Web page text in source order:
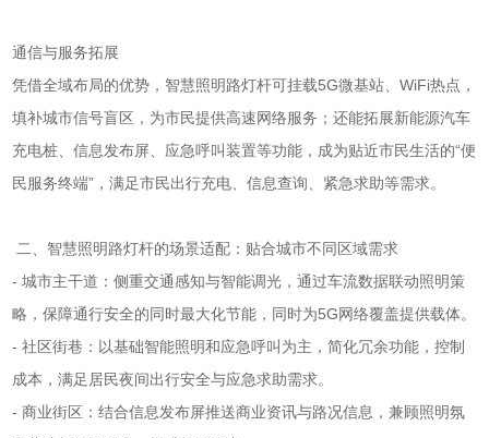
通信与服务拓展
凭借全域布局的优势，智慧照明路灯杆可挂载5G微基站、WiFi热点，
填补城市信号盲区，为市民提供高速网络服务；还能拓展新能源汽车
充电桩、信息发布屏、应急呼叫装置等功能，成为贴近市民生活的“便
民服务终端”，满足市民出行充电、信息查询、紧急求助等需求。
二、智慧照明路灯杆的场景适配：贴合城市不同区域需求
- 城市主干道：侧重交通感知与智能调光，通过车流数据联动照明策
略，保障通行安全的同时最大化节能，同时为5G网络覆盖提供载体。
- 社区街巷：以基础智能照明和应急呼叫为主，简化冗余功能，控制
成本，满足居民夜间出行安全与应急求助需求。
- 商业街区：结合信息发布屏推送商业资讯与路况信息，兼顾照明氛